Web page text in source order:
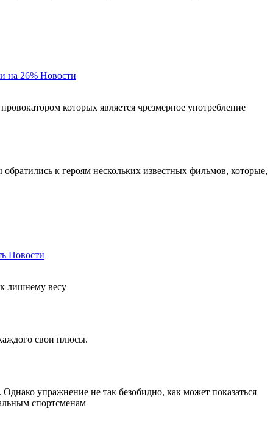
на 26% Новости
которых является чрезмерное употребление
к героям нескольких известных фильмов, которые,
Новости
лишнему весу
свои плюсы.
упражнение не так безобидно, как может показаться
спортсменам